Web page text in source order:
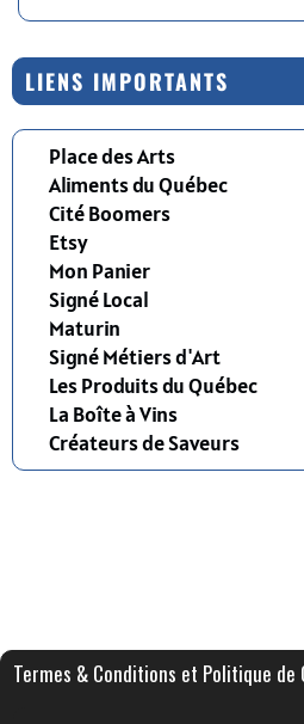
LIENS IMPORTANTS
Place des Arts
Aliments du Québec
Cité Boomers
Etsy
Mon Panier
Signé Local
Maturin
Signé Métiers d'Art
Les Produits du Québec
La Boîte à Vins
Créateurs de Saveurs
Termes & Conditions et Politique